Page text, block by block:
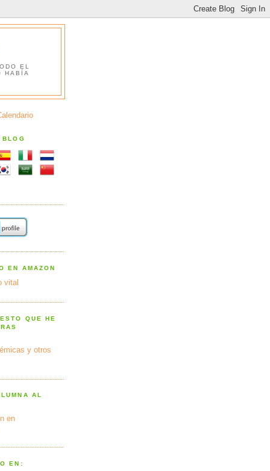
EL
HABÍA
BLOG
EN AMAZON
vital
QUE HE
y otros
AL
en
EN: